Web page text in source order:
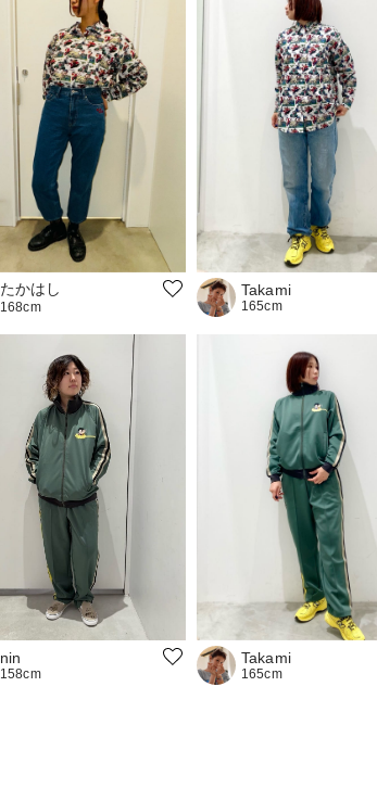
たかはし
168cm
Takami
165cm
nin
158cm
Takami
165cm